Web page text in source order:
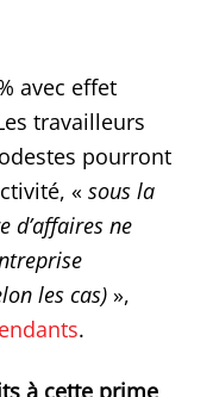
avec effet
travailleurs
pourront
«sous la
d’affaires ne
les cas) »,
.
à cette prime